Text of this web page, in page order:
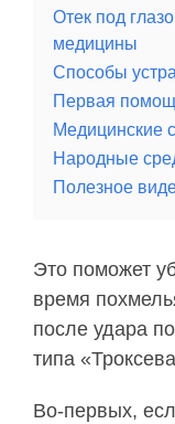
Отек под
медицины
Способы
Первая
Медицинские
Народные
Полезное
Это поможет
время
после удара
типа
Во-первых,